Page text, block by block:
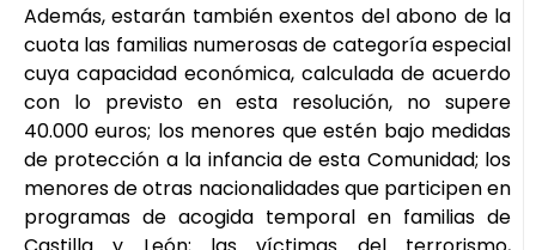
Además, estarán también exentos del abono de la
cuota las familias numerosas de categoría especial
cuya capacidad económica, calculada de acuerdo
con lo previsto en esta resolución, no supere
40.000 euros; los menores que estén bajo medidas
de protección a la infancia de esta Comunidad; los
menores de otras nacionalidades que participen en
programas de acogida temporal en familias de